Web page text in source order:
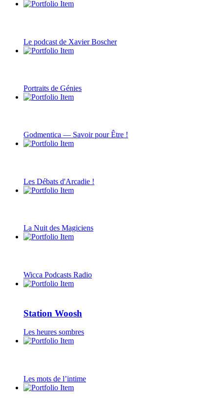
Le podcast de Xavier Boscher
Portraits de Génies
Godmentica — Savoir pour Être !
Les Débats d'Arcadie !
La Nuit des Magiciens
Wicca Podcasts Radio
Station Woosh
Les heures sombres
Les mots de l’intime